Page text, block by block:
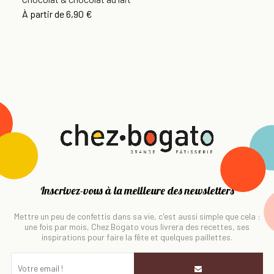
À partir de6,90 €
Inscrivez-vous à la meilleure des newsletters
Mettre un peu de confettis dans sa vie, c'est aussi simple que cela :
une fois par mois, Chez Bogato vous livrera des recettes, ses
inspirations pour faire la fête et quelques paillettes.